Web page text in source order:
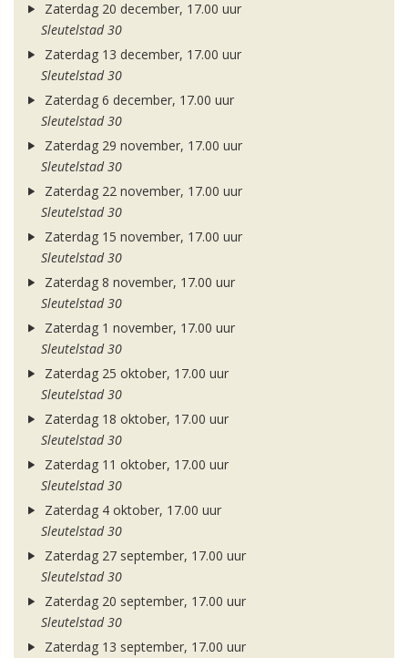
Zaterdag 20 december, 17.00 uur
Sleutelstad 30
Zaterdag 13 december, 17.00 uur
Sleutelstad 30
Zaterdag 6 december, 17.00 uur
Sleutelstad 30
Zaterdag 29 november, 17.00 uur
Sleutelstad 30
Zaterdag 22 november, 17.00 uur
Sleutelstad 30
Zaterdag 15 november, 17.00 uur
Sleutelstad 30
Zaterdag 8 november, 17.00 uur
Sleutelstad 30
Zaterdag 1 november, 17.00 uur
Sleutelstad 30
Zaterdag 25 oktober, 17.00 uur
Sleutelstad 30
Zaterdag 18 oktober, 17.00 uur
Sleutelstad 30
Zaterdag 11 oktober, 17.00 uur
Sleutelstad 30
Zaterdag 4 oktober, 17.00 uur
Sleutelstad 30
Zaterdag 27 september, 17.00 uur
Sleutelstad 30
Zaterdag 20 september, 17.00 uur
Sleutelstad 30
Zaterdag 13 september, 17.00 uur